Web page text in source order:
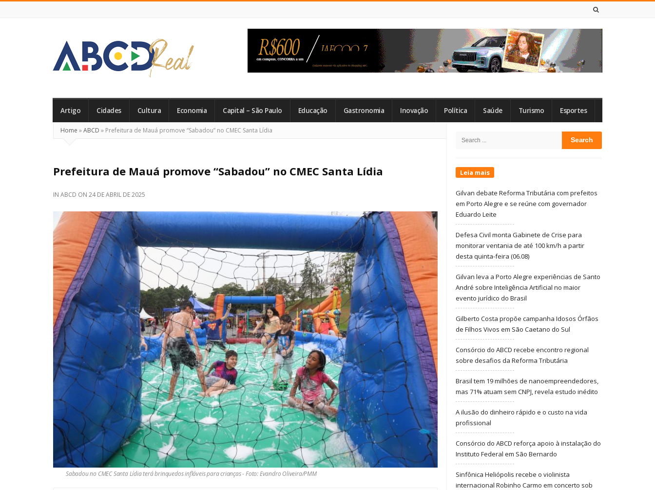
Real
Artigo Cidades Cultura Economia Capital – São Paulo Educação Gastronomia Inovação Política Saúde Turismo Esportes
Home »ABCD » Prefeitura de Mauá promove “Sabadou” no CMEC Santa Lídia
Prefeitura de Mauá promove “Sabadou” no CMEC Santa Lídia
IN ABCD ON 24 DE ABRIL DE 2025
Sabadou no CMEC Santa Lídia terá brinquedos infláveis para crianças - Foto: Evandro Oliveira/PMM
Sidebar
Search
Leia mais
Gilvan debate Reforma Tributária com prefeitos
em Porto Alegre e se reúne com governador
Eduardo Leite
Defesa Civil monta Gabinete de Crise para
monitorar ventania de até 100 km/h a partir
desta quinta-feira (06.08)
Gilvan leva a Porto Alegre experiências de Santo
André sobre Inteligência Artificial no maior
evento jurídico do Brasil
Gilberto Costa propõe campanha Idosos Órfãos
de Filhos Vivos em São Caetano do Sul
Consórcio do ABCD recebe encontro regional
sobre desafios da Reforma Tributária
Brasil tem 19 milhões de nanoempreendedores,
mas 71% atuam sem CNPJ, revela estudo inédito
A ilusão do dinheiro rápido e o custo na vida
profissional
Consórcio do ABCD reforça apoio à instalação do
Instituto Federal em São Bernardo
Sinfônica Heliópolis recebe o violinista
internacional Robinho Carmo em concerto sob